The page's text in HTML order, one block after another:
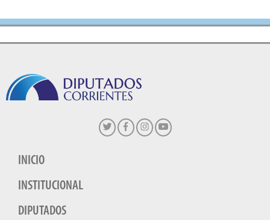
INICIO
INSTITUCIONAL
DIPUTADOS